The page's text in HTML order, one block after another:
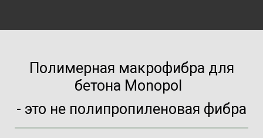
Полимерная макрофибра для
бетона Monopol
- это не полипропиленовая фибра